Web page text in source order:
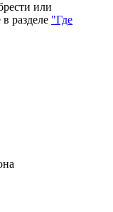
или
разделе "Где